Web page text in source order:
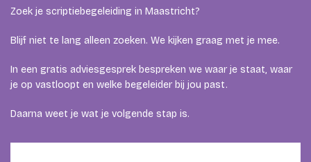
Zoek je scriptiebegeleiding in Maastricht?
Blijf niet te lang alleen zoeken. We kijken graag met je mee.
In een gratis adviesgesprek bespreken we waar je staat, waar
je op vastloopt en welke begeleider bij jou past.
Daarna weet je wat je volgende stap is.